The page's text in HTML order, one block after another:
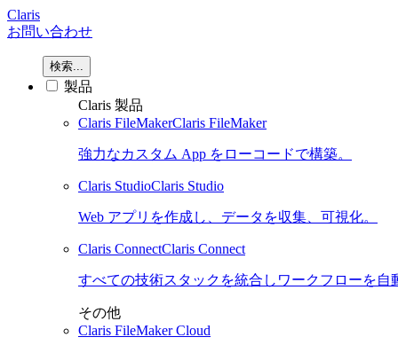
Claris
お問い合わせ
検索...
製品
Claris 製品
Claris FileMakerClaris FileMaker
強力なカスタム App をローコードで構築。
Claris StudioClaris Studio
Web アプリを作成し、データを収集、可視化。
Claris ConnectClaris Connect
すべての技術スタックを統合しワークフローを自
その他
Claris FileMaker Cloud